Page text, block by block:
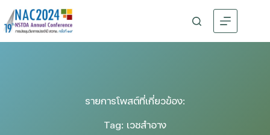
รายการโพสต์ที่เกี่ยวข้อง:
Tag: เวชสำอาง